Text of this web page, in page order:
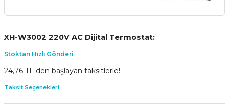
XH-W3002 220V AC Dijital Termostat:
Stoktan Hızlı Gönderi
24,76 TL den başlayan taksitlerle!
Taksit Seçenekleri